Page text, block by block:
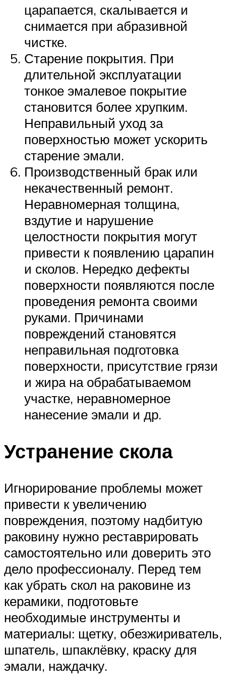
царапается, скалывается и
снимается при абразивной
чистке.
Старение покрытия. При
длительной эксплуатации
тонкое эмалевое покрытие
становится более хрупким.
Неправильный уход за
поверхностью может ускорить
старение эмали.
Производственный брак или
некачественный ремонт.
Неравномерная толщина,
вздутие и нарушение
целостности покрытия могут
привести к появлению царапин
и сколов. Нередко дефекты
поверхности появляются после
проведения ремонта своими
руками. Причинами
повреждений становятся
неправильная подготовка
поверхности, присутствие грязи
и жира на обрабатываемом
участке, неравномерное
нанесение эмали и др.
Устранение скола
Игнорирование проблемы может
привести к увеличению
повреждения, поэтому надбитую
раковину нужно реставрировать
самостоятельно или доверить это
дело профессионалу. Перед тем
как убрать скол на раковине из
керамики, подготовьте
необходимые инструменты и
материалы: щетку, обезжириватель,
шпатель, шпаклёвку, краску для
эмали, наждачку.